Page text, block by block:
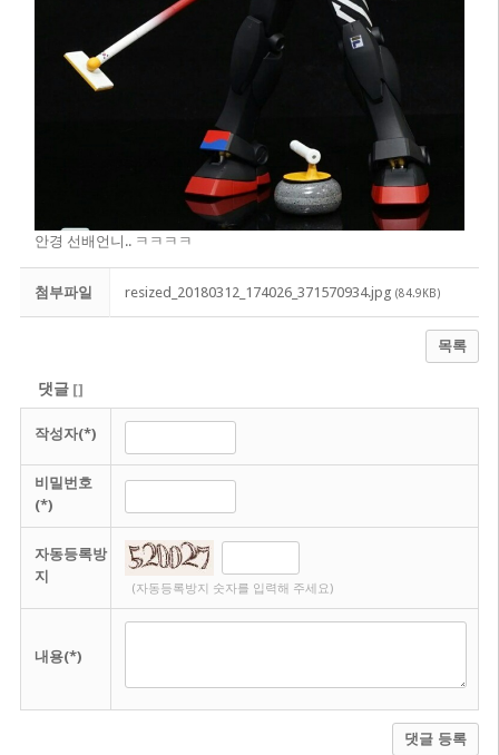
안경 선배언니.. ㅋㅋㅋㅋ
첨부파일 resized_20180312_174026_371570934.jpg (84.9KB)
목록
댓글[]
작성자(*)
비밀번호
(*)
자동등록방
지
(자동등록방지 숫자를 입력해 주세요)
내용(*)
댓글 등록